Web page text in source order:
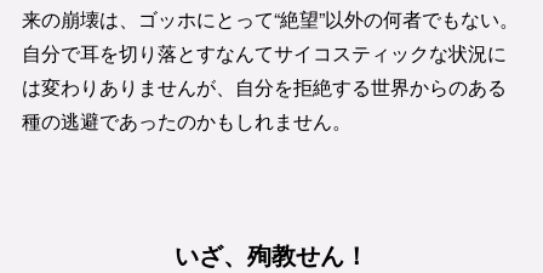
来の崩壊は、ゴッホにとって“絶望”以外の何者でもない。
自分で耳を切り落とすなんてサイコスティックな状況に
は変わりありませんが、自分を拒絶する世界からのある
種の逃避であったのかもしれません。
いざ、殉教せん！